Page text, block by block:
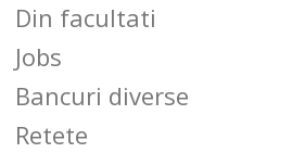
Din facultati
Jobs
Bancuri diverse
Retete